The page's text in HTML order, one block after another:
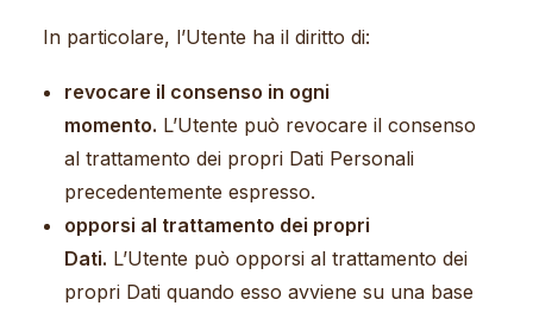
In particolare, l’Utente ha il diritto di:
revocare il consenso in ogni
momento. L’Utente può revocare il consenso
al trattamento dei propri Dati Personali
precedentemente espresso.
opporsi al trattamento dei propri
Dati. L’Utente può opporsi al trattamento dei
propri Dati quando esso avviene su una base